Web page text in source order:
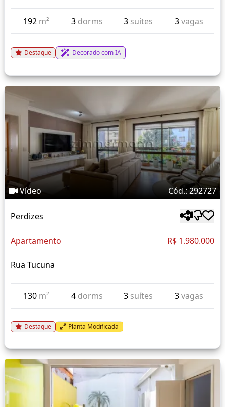
192 m² 3 dorms 3 suítes 3vagas
Destaque Decorado com IA
Vídeo Cód.: 292727
Perdizes
Apartamento R$ 1.980.000
Rua Tucuna
130 m² 4 dorms 3 suítes 3vagas
Destaque Planta Modificada